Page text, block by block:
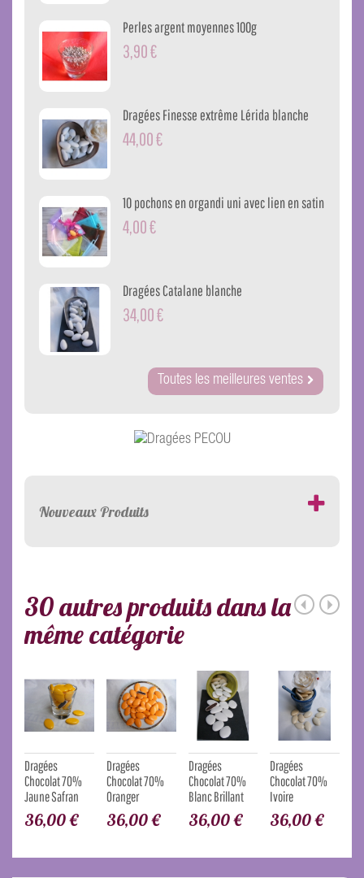
Perles argent moyennes 100g
3,90 €
Dragées Finesse extrême Lérida blanche
44,00 €
10 pochons en organdi uni avec lien en satin
4,00 €
Dragées Catalane blanche
34,00 €
Toutes les meilleures ventes
Nouveaux Produits
30 autres produits dans la
même catégorie
Dragées
Chocolat 70%
Jaune Safran
36,00 €
Dragées
Chocolat 70%
Oranger
36,00 €
Dragées
Chocolat 70%
Blanc Brillant
36,00 €
Dragées
Chocolat 70%
Ivoire
36,00 €